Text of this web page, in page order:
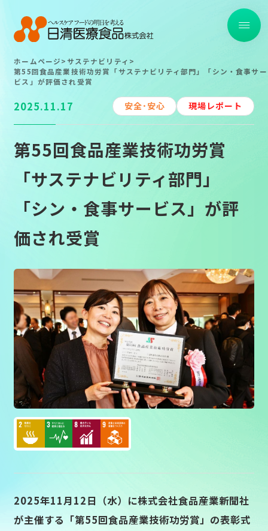
トップ
取り組み事例一覧
TOP
TOP
About
About
Strong Point
Strong Point
Concept
Concept
Voice
Voice
Information
Information
Recruit
Recruit
Sustainability
Sustainability
Privacy
Privacy
ホームページ>サステナビリティ >
第55回食品産業技術功労賞「サステナビリティ部門」「シン・食事サー
ビス」が評価され受賞
2025.11.17 安全･安心 現場レポート
第55回食品産業技術功労賞
「サステナビリティ部門」
「シン・食事サービス」が評
価され受賞
2025年11月12日（水）に株式会社食品産業新聞社
が主催する「第55回食品産業技術功労賞」の表彰式